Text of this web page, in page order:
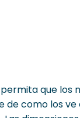
que los
como los ve